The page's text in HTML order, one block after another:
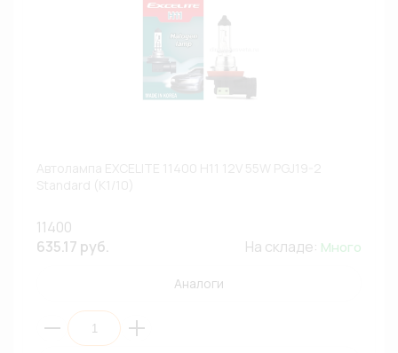
11400
635.17 руб.
На складе: Много
Аналоги